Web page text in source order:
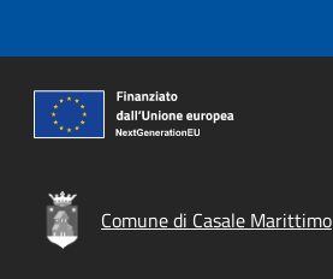
Comune di Casale Marittimo